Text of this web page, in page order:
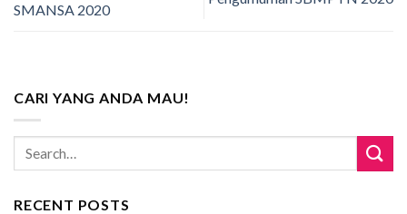
SMANSA 2020
CARI YANG ANDA MAU!
RECENT POSTS